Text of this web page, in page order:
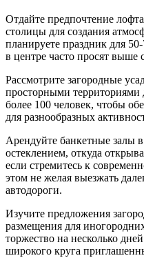
Отдайте предпочтение
столицы для создания
планируете праздник для
в центре часто просят выше
Рассмотрите загородные
просторными
более 100 человек, чтобы
для разнообразных
Арендуйте банкетные залы
остеклением, откуда
если стремитесь к
этом не желая выезжать
автодороги.
Изучите предложения
размещения для
торжество на несколько
широкого круга